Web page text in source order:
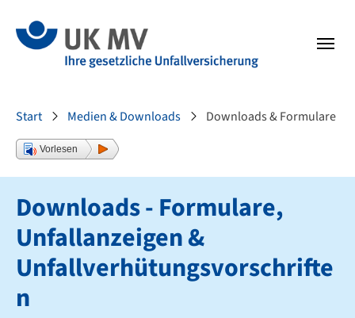
Sie sind hier:
Start Medien & Downloads Downloads & Formulare
Vorlesen
Downloads - Formulare,
Unfallanzeigen &
Unfallverhütungsvorschrifte
n